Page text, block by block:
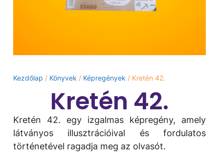
Kezdőlap / Könyvek / Képregények / Kretén 42.
Kretén 42.
Kretén 42. egy izgalmas képregény, amely
látványos illusztrációival és fordulatos
történetével ragadja meg az olvasót.